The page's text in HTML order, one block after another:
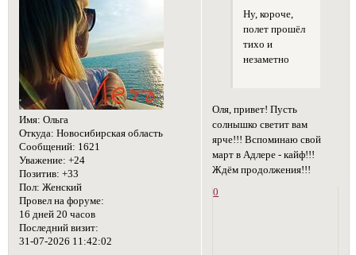
Имя: Ольга
Откуда: Новосибирская область
Сообщений: 1621
Уважение: +24
Позитив: +33
Пол: Женский
Провел на форуме:
16 дней 20 часов
Последний визит:
31-07-2026 11:42:02
Ну, короче,
полет прошёл
тихо и
незаметно
Оля, привет! Пусть
солнышко светит вам
ярче!!! Вспоминаю свой
март в Адлере - кайф!!!
Ждём продолжения!!!
0